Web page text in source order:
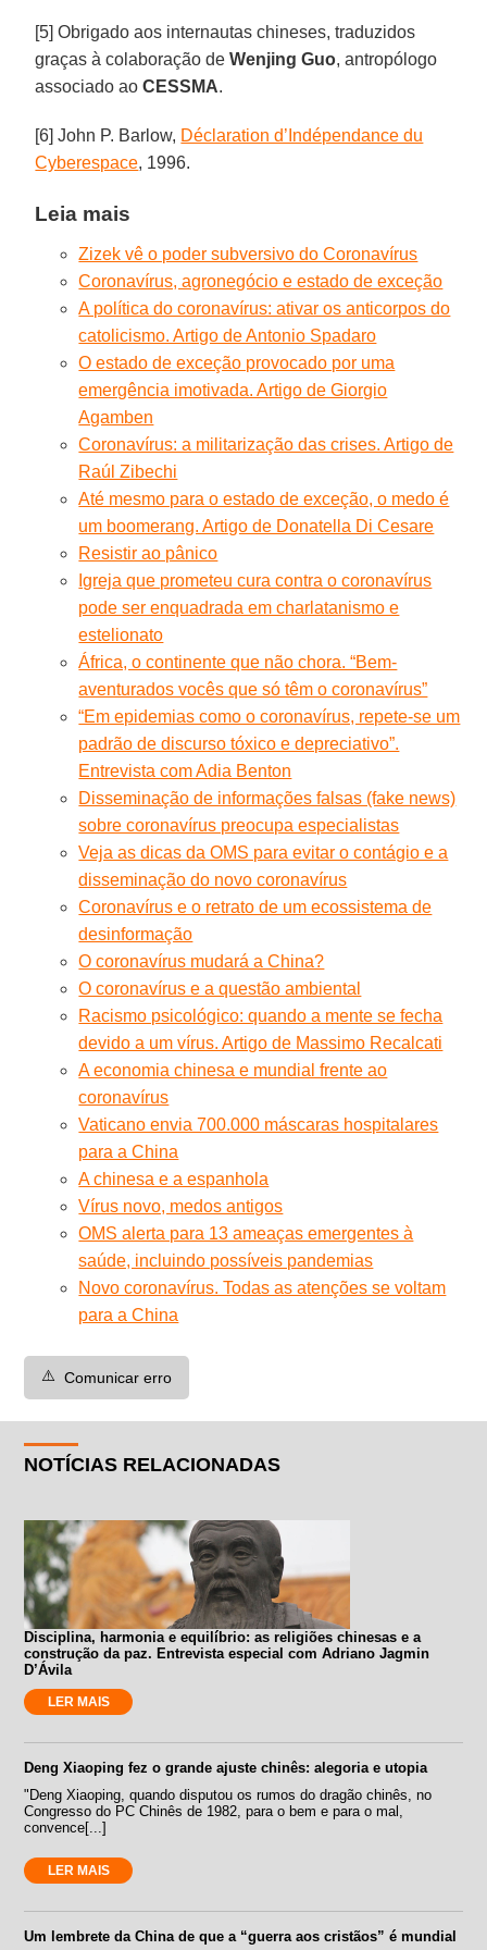
[5] Obrigado aos internautas chineses, traduzidos
graças à colaboração de Wenjing Guo, antropólogo
associado aoCESSMA.
[6] John P. Barlow, Déclaration d’Indépendance du
Cyberespace, 1996.
Leia mais
Zizek vê o poder subversivo do Coronavírus
Coronavírus, agronegócio e estado de exceção
A política do coronavírus: ativar os anticorpos do
catolicismo. Artigo de Antonio Spadaro
O estado de exceção provocado por uma
emergência imotivada. Artigo de Giorgio
Agamben
Coronavírus: a militarização das crises. Artigo de
Raúl Zibechi
Até mesmo para o estado de exceção, o medo é
um boomerang. Artigo de Donatella Di Cesare
Resistir ao pânico
Igreja que prometeu cura contra o coronavírus
pode ser enquadrada em charlatanismo e
estelionato
África, o continente que não chora. “Bem-
aventurados vocês que só têm o coronavírus”
“Em epidemias como o coronavírus, repete-se um
padrão de discurso tóxico e depreciativo”.
Entrevista com Adia Benton
Disseminação de informações falsas (fake news)
sobre coronavírus preocupa especialistas
Veja as dicas da OMS para evitar o contágio e a
disseminação do novo coronavírus
Coronavírus e o retrato de um ecossistema de
desinformação
O coronavírus mudará a China?
O coronavírus e a questão ambiental
Racismo psicológico: quando a mente se fecha
devido a um vírus. Artigo de Massimo Recalcati
A economia chinesa e mundial frente ao
coronavírus
Vaticano envia 700.000 máscaras hospitalares
para a China
A chinesa e a espanhola
Vírus novo, medos antigos
OMS alerta para 13 ameaças emergentes à
saúde, incluindo possíveis pandemias
Novo coronavírus. Todas as atenções se voltam
para a China
⚠️ Comunicar erro
NOTÍCIAS RELACIONADAS
Disciplina, harmonia e equilíbrio: as religiões chinesas e a
construção da paz. Entrevista especial com Adriano Jagmin
D’Ávila
LER MAIS
Deng Xiaoping fez o grande ajuste chinês: alegoria e utopia
"Deng Xiaoping, quando disputou os rumos do dragão chinês, no
Congresso do PC Chinês de 1982, para o bem e para o mal,
convence[...]
LER MAIS
Um lembrete da China de que a “guerra aos cristãos” é mundial